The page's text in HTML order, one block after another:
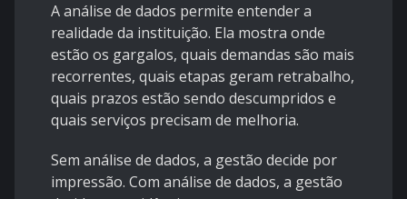
A análise de dados permite entender a
realidade da instituição. Ela mostra onde
estão os gargalos, quais demandas são mais
recorrentes, quais etapas geram retrabalho,
quais prazos estão sendo descumpridos e
quais serviços precisam de melhoria.
Sem análise de dados, a gestão decide por
impressão. Com análise de dados, a gestão